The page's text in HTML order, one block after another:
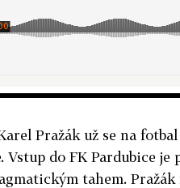
Pražák už se na
Vstup do FK Pardubice je
tahem. Pražák